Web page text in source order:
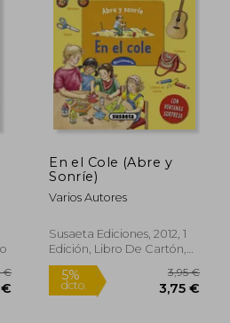
€ dcto.
Rápido
En el Cole (Abre y
Sonríe)
Varios Autores
Susaeta Ediciones, 2012, 1
Edición, Libro De Cartón,
Nuevo